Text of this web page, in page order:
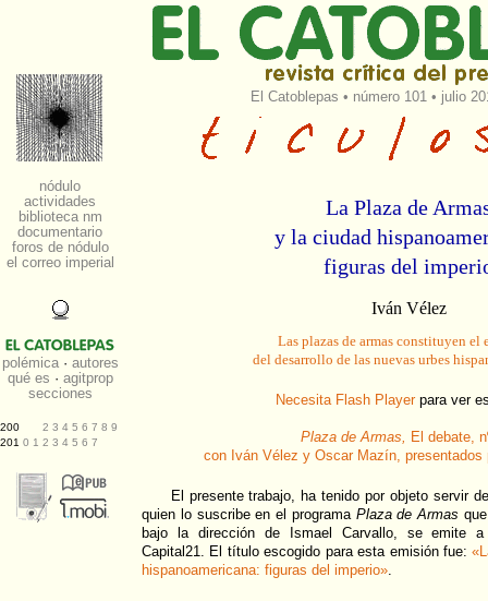
El Catoblepas • número 101• julio
La Plaza de
y la ciudad
figuras del
Iván Vélez
Las plazas de armas constituyen el
del desarrollo de las nuevas urbes
Necesita Flash Playerpara ver
Plaza de Armas, El debate,
con Iván Vélez y Oscar Mazín, presentados
El presente trabajo, ha tenido por objeto servir
quien lo suscribe en el programa Plaza de Armas
bajo la dirección de Ismael Carvallo, se emite
Capital21. El título escogido para esta emisión fue:
hispanoamericana: figuras del imperio».